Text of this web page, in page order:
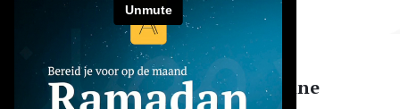
Aboe Ismail Online